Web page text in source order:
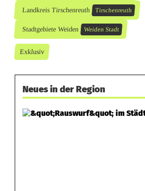
Landkreis Tirschenreuth Tirschenreuth
Stadtgebiete Weiden Weiden Stadt
Exklusiv
Neues in der Region